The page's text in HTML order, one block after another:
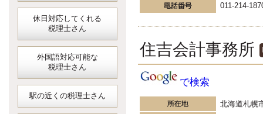
休日対応してくれる
税理士さん
外国語対応可能な
税理士さん
駅の近くの税理士さん
011-214-
住吉会計事務所
で検索
北海道札幌